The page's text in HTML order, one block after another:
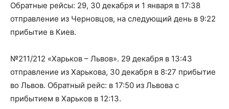
Обратные рейсы: 29, 30 декабря и 1 января в 17:38
отправление из Черновцов, на следующий день в 9:22
прибытие в Киев.
№211/212 «Харьков – Львов». 29 декабря в 13:43
отправление из Харькова, 30 декабря в 8:27 прибытие
во Львов. Обратный рейс: в 17:50 из Львова с
прибытием в Харьков в 12:13.